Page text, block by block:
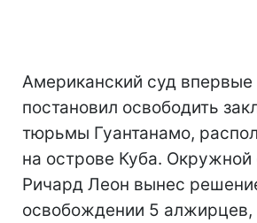
Американский суд впервые
постановил освободить
тюрьмы Гуантанамо,
на острове Куба. Окружной
Ричард Леон вынес
освобождении 5 алжирцев,